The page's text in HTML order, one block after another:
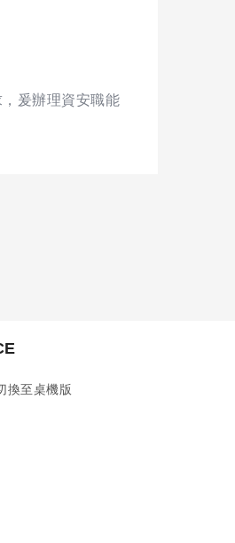
爰辦理資安職能
換至桌機版